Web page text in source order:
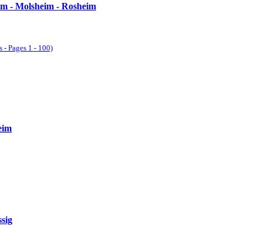
- Molsheim - Rosheim
Pages 1 - 100)